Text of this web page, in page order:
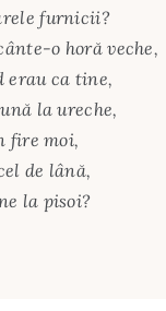
furnicii?
o horă veche,
erau ca tine,
la ureche,
fire moi,
de lână,
la pisoi?